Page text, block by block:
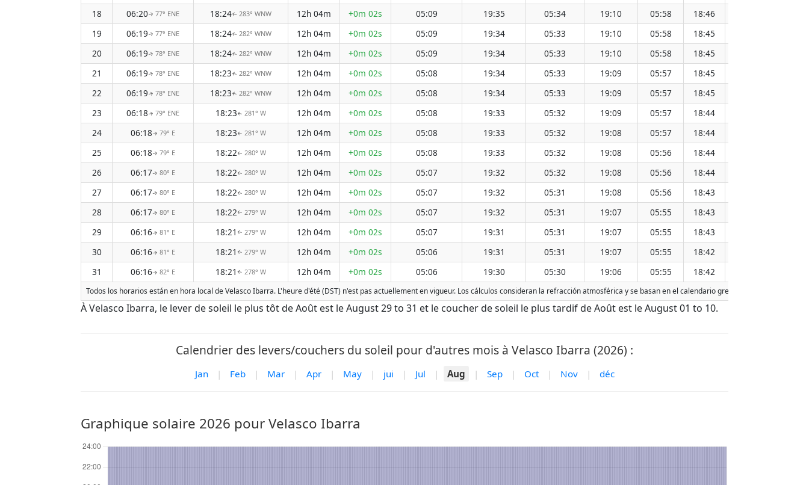
18
06:20↑ 77° ENE 18:24↑ 283° WNW 12h 04m +0m 02s 05:09 19:35 05:34 19:10 05:58 18:46
19
06:19↑ 77° ENE 18:24↑ 282° WNW 12h 04m +0m 02s 05:09 19:34 05:33 19:10 05:58 18:45
20
06:19↑ 78° ENE 18:24↑ 282° WNW 12h 04m +0m 02s 05:09 19:34 05:33 19:10 05:58 18:45
21
06:19↑ 78° ENE 18:23↑ 282° WNW 12h 04m +0m 02s 05:08 19:34 05:33 19:09 05:57 18:45
22
06:19↑ 78° ENE 18:23↑ 282° WNW 12h 04m +0m 02s 05:08 19:34 05:33 19:09 05:57 18:45
23
06:18↑ 79° ENE 18:23↑ 281° W 12h 04m +0m 02s 05:08 19:33 05:32 19:09 05:57 18:44
24
06:18↑ 79° E 18:23↑ 281° W 12h 04m +0m 02s 05:08 19:33 05:32 19:08 05:57 18:44
25
06:18↑ 79° E 18:22↑ 280° W 12h 04m +0m 02s 05:08 19:33 05:32 19:08 05:56 18:44
26
06:17↑ 80° E 18:22↑ 280° W 12h 04m +0m 02s 05:07 19:32 05:32 19:08 05:56 18:44
27
06:17↑ 80° E 18:22↑ 280° W 12h 04m +0m 02s 05:07 19:32 05:31 19:08 05:56 18:43
28
06:17↑ 80° E 18:22↑ 279° W 12h 04m +0m 02s 05:07 19:32 05:31 19:07 05:55 18:43
29
06:16↑ 81° E 18:21 ↑ 279° W 12h 04m +0m 02s 05:07 19:31 05:31 19:07 05:55 18:43
30
06:16↑ 81° E 18:21 ↑ 279° W 12h 04m +0m 02s 05:06 19:31 05:31 19:07 05:55 18:42
31
06:16↑ 82° E 18:21 ↑ 278° W 12h 04m +0m 02s 05:06 19:30 05:30 19:06 05:55 18:42
Todos los horarios están en hora local de Velasco Ibarra. L'heure d'été (DST) n'est pas actuellement en vigueur. Los cálculos consideran la refracción atmosférica y se basan en el calendario gregoriano. La fecha de
À Velasco Ibarra, le lever de soleil le plus tôt de Août est le August 29 to 31 et le coucher de soleil le plus tardif de Août est le August 01 to 10.
Calendrier des levers/couchers du soleil pour d'autres mois à Velasco Ibarra (2026) :
Jan | Feb | Mar | Apr | May | jui | Jul | Aug | Sep | Oct | Nov | déc
Graphique solaire 2026 pour Velasco Ibarra